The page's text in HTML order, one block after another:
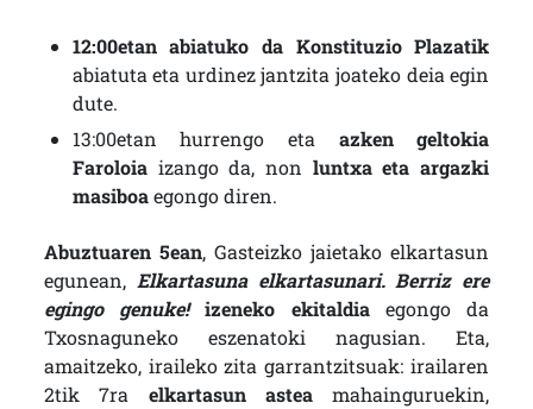
12:00etan abiatuko da Konstituzio Plazatik
abiatuta eta urdinez jantzita joateko deia egin
dute.
13:00etan hurrengo eta azken geltokia
Faroloiaizango da, non luntxa eta argazki
masiboaegongo diren.
Abuztuaren 5ean, Gasteizko jaietako elkartasun
egunean, Elkartasuna elkartasunari. Berriz ere
egingo genuke!izeneko ekitaldiaegongo da
Txosnaguneko eszenatoki nagusian. Eta,
amaitzeko, iraileko zita garrantzitsuak: irailaren
2tik 7ra elkartasun asteamahainguruekin,